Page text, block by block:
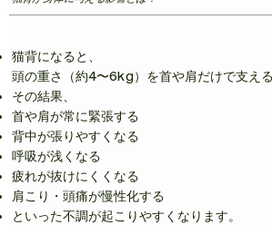
猫背になると、
頭の重さ（約4〜6kg）を首や肩だけで支える
その結果、
首や肩が常に緊張する
背中が張りやすくなる
呼吸が浅くなる
疲れが抜けにくくなる
肩こり・頭痛が慢性化する
といった不調が起こりやすくなります。